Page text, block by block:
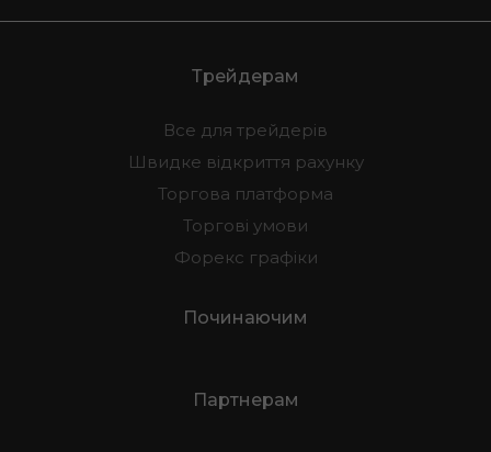
Трейдерам
Все для трейдерів
Швидке відкриття рахунку
Торгова платформа
Торгові умови
Форекс графіки
Починаючим
Партнерам